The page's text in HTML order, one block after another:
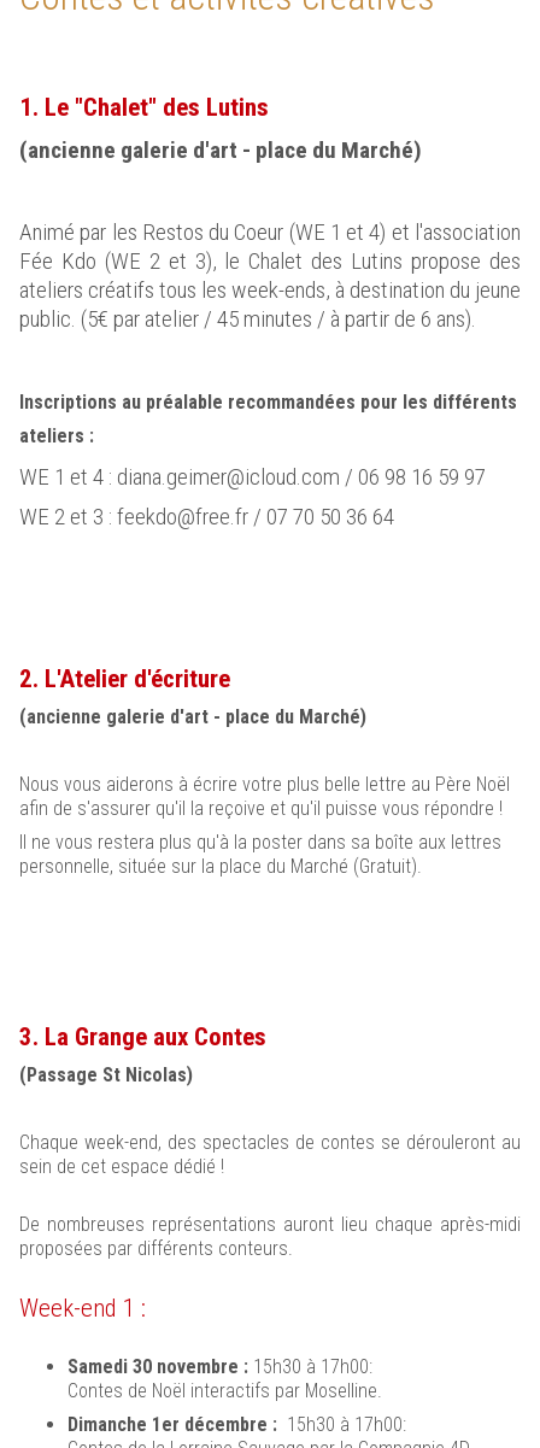
1. Le "Chalet" des Lutins
(ancienne galerie d'art - place du Marché)
Animé par les Restos du Coeur (WE 1 et 4) et l'association
Fée Kdo (WE 2 et 3), le Chalet des Lutins propose des
ateliers créatifs tous les week-ends, à destination du jeune
public. (5€ par atelier / 45 minutes / à partir de 6 ans).
Inscriptions au préalable recommandées pour les différents
ateliers :
WE 1 et 4 : diana.geimer@icloud.com / 06 98 16 59 97
WE 2 et 3 : feekdo@free.fr / 07 70 50 36 64
2. L'Atelier d'écriture
(ancienne galerie d'art - place du Marché)
Nous vous aiderons à écrire votre plus belle lettre au Père Noël
afin de s'assurer qu'il la reçoive et qu'il puisse vous répondre !
Il ne vous restera plus qu'à la poster dans sa boîte aux lettres
personnelle, située sur la place du Marché (Gratuit).
3. La Grange aux Contes
(Passage St Nicolas)
Chaque week-end, des spectacles de contes se dérouleront au
sein de cet espace dédié !
De nombreuses représentations auront lieu chaque après-midi
proposées par différents conteurs.
Week-end 1 :
Samedi 30 novembre : 15h30 à 17h00:
Contes de Noël interactifs par Moselline.
Dimanche 1er décembre : 15h30 à 17h00: